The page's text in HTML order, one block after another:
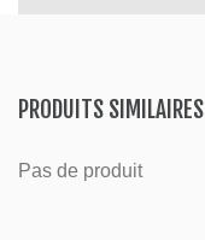
PRODUITS SIMILAIRES
Pas de produit